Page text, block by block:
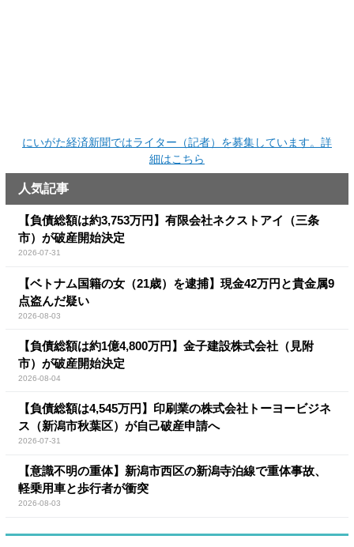
にいがた経済新聞ではライター（記者）を募集しています。詳
細はこちら
人気記事
【負債総額は約3,753万円】有限会社ネクストアイ（三条
市）が破産開始決定
2026-07-31
【ベトナム国籍の女（21歳）を逮捕】現金42万円と貴金属9
点盗んだ疑い
2026-08-03
【負債総額は約1億4,800万円】金子建設株式会社（見附
市）が破産開始決定
2026-08-04
【負債総額は4,545万円】印刷業の株式会社トーヨービジネ
ス（新潟市秋葉区）が自己破産申請へ
2026-07-31
【意識不明の重体】新潟市西区の新潟寺泊線で重体事故、
軽乗用車と歩行者が衝突
2026-08-03